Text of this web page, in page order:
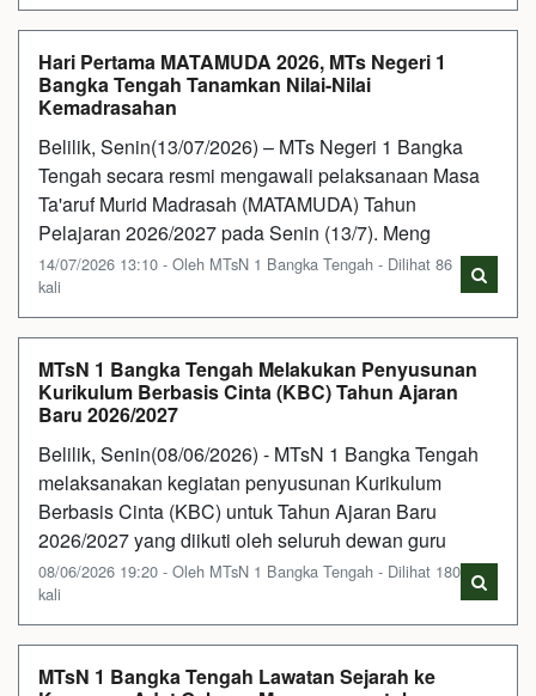
Hari Pertama MATAMUDA 2026, MTs Negeri 1
Bangka Tengah Tanamkan Nilai-Nilai
Kemadrasahan
Belilik, Senin(13/07/2026) – MTs Negeri 1 Bangka
Tengah secara resmi mengawali pelaksanaan Masa
Ta'aruf Murid Madrasah (MATAMUDA) Tahun
Pelajaran 2026/2027 pada Senin (13/7). Meng
14/07/2026 13:10 - Oleh MTsN 1 Bangka Tengah - Dilihat 86
kali
MTsN 1 Bangka Tengah Melakukan Penyusunan
Kurikulum Berbasis Cinta (KBC) Tahun Ajaran
Baru 2026/2027
Belilik, Senin(08/06/2026) - MTsN 1 Bangka Tengah
melaksanakan kegiatan penyusunan Kurikulum
Berbasis Cinta (KBC) untuk Tahun Ajaran Baru
2026/2027 yang diikuti oleh seluruh dewan guru
08/06/2026 19:20 - Oleh MTsN 1 Bangka Tengah - Dilihat 180
kali
MTsN 1 Bangka Tengah Lawatan Sejarah ke